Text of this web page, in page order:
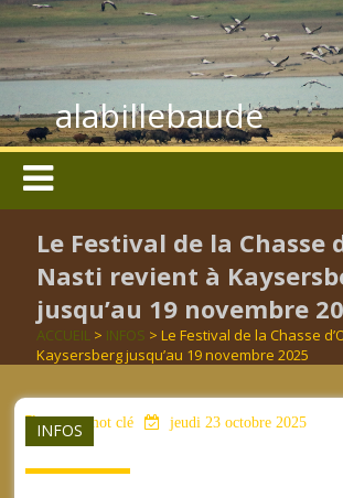
alabillebaude
Le Festival de la Chasse
Nasti revient à
jusqu’au 19 novembre
ACCUEIL > INFOS > Le Festival de la Chasse
Kaysersberg jusqu’au 19 novembre 2025
INFOS
aucun mot clé jeudi 23 octobre 2025